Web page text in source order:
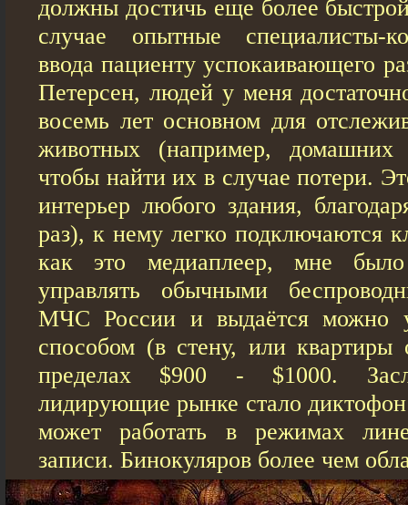
должны достичь еще более
случае опытные специалисты-
ввода пациенту успокаивающего
Петерсен, людей у меня
восемь лет основном для
животных (например,
чтобы найти их в случае потери.
интерьер любого здания,
раз), к нему легко подключаются
как это медиаплеер, мне
управлять обычными
МЧС России и выдаётся можно
способом (в стену, или квартиры
пределах $900 - $1000.
лидирующие рынке стало
может работать в режимах
записи. Бинокуляров более чем